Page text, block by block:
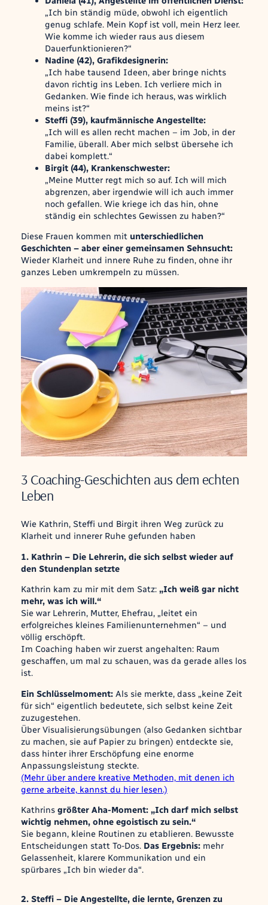
„Ich bin ständig müde, obwohl ich eigentlich
genug schlafe. Mein Kopf ist voll, mein Herz leer.
Wie komme ich wieder raus aus diesem
Dauerfunktionieren?“
Nadine (42), Grafikdesignerin:
„Ich habe tausend Ideen, aber bringe nichts
davon richtig ins Leben. Ich verliere mich in
Gedanken. Wie finde ich heraus, was wirklich
meins ist?“
Steffi (39), kaufmännische Angestellte:
„Ich will es allen recht machen – im Job, in der
Familie, überall. Aber mich selbst übersehe ich
dabei komplett.“
Birgit (44), Krankenschwester:
„Meine Mutter regt mich so auf. Ich will mich
abgrenzen, aber irgendwie will ich auch immer
noch gefallen. Wie kriege ich das hin, ohne
ständig ein schlechtes Gewissen zu haben?“
Diese Frauen kommen mit unterschiedlichen
Geschichten – aber einer gemeinsamen Sehnsucht:
Wieder Klarheit und innere Ruhe zu finden, ohne ihr
ganzes Leben umkrempeln zu müssen.
3 Coaching-Geschichten aus dem echten
Leben
Wie Kathrin, Steffi und Birgit ihren Weg zurück zu
Klarheit und innerer Ruhe gefunden haben
1. Kathrin – Die Lehrerin, die sich selbst wieder auf
den Stundenplan setzte
Kathrin kam zu mir mit dem Satz: „Ich weiß gar nicht
mehr, was ich will.“
Sie war Lehrerin, Mutter, Ehefrau, „leitet ein
erfolgreiches kleines Familienunternehmen“ – und
völlig erschöpft.
Im Coaching haben wir zuerst angehalten: Raum
geschaffen, um mal zu schauen, was da gerade alles los
ist.
Ein Schlüsselmoment: Als sie merkte, dass „keine Zeit
für sich“ eigentlich bedeutete, sich selbst keine Zeit
zuzugestehen.
Über Visualisierungsübungen (also Gedanken sichtbar
zu machen, sie auf Papier zu bringen) entdeckte sie,
dass hinter ihrer Erschöpfung eine enorme
Anpassungsleistung steckte.
(Mehr über andere kreative Methoden, mit denen ich
gerne arbeite, kannst du hier lesen.)
Kathrins größter Aha-Moment: „Ich darf mich selbst
wichtig nehmen, ohne egoistisch zu sein.“
Sie begann, kleine Routinen zu etablieren. Bewusste
Entscheidungen statt To-Dos. Das Ergebnis:mehr
Gelassenheit, klarere Kommunikation und ein
spürbares „Ich bin wieder da“.
2. Steffi – Die Angestellte, die lernte, Grenzen zu